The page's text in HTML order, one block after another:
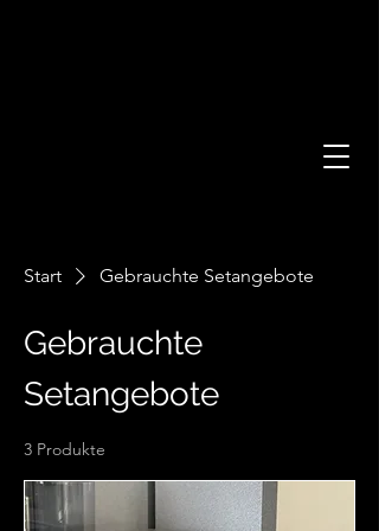
Start Gebrauchte Setangebote
Gebrauchte
Setangebote
3 Produkte